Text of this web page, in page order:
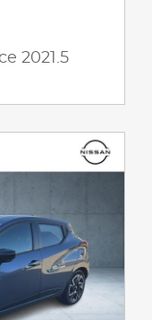
2021.5